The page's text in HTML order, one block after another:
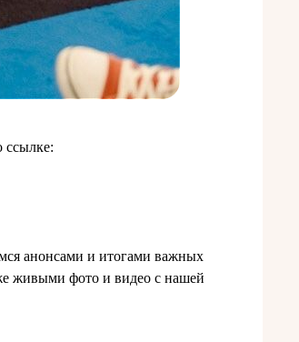
ссылке:
анонсами и итогами важных
живыми фото и видео с нашей